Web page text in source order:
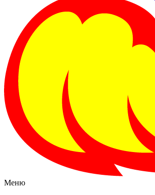
Меню